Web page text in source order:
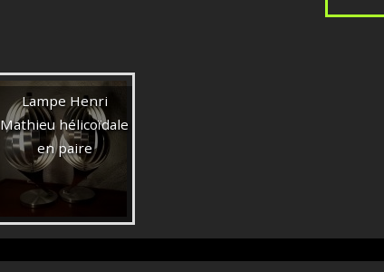
Lampe Henri
Mathieu hélicoïdale
en paire